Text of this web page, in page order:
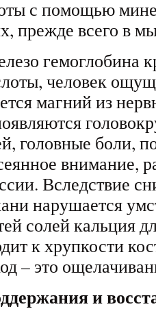
с помощью
прежде всего в
гемоглобина
человек
магний из
головные боли,
внимание,
Вследствие
нарушается
солей кальция
к хрупкости
– это
и